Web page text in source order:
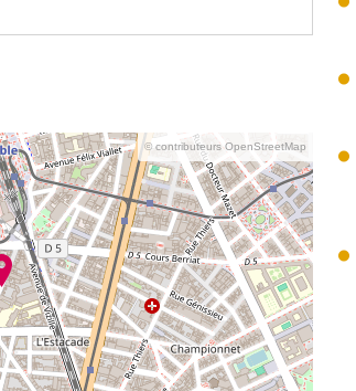
© contributeurs OpenStreetMap